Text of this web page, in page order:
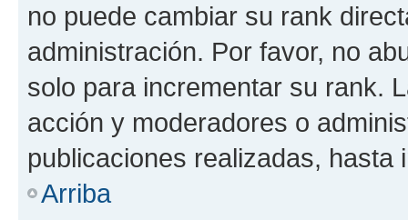
no puede cambiar su rank
administración. Por favor, no
solo para incrementar su rank.
acción y moderadores o
publicaciones realizadas, hasta
Arriba